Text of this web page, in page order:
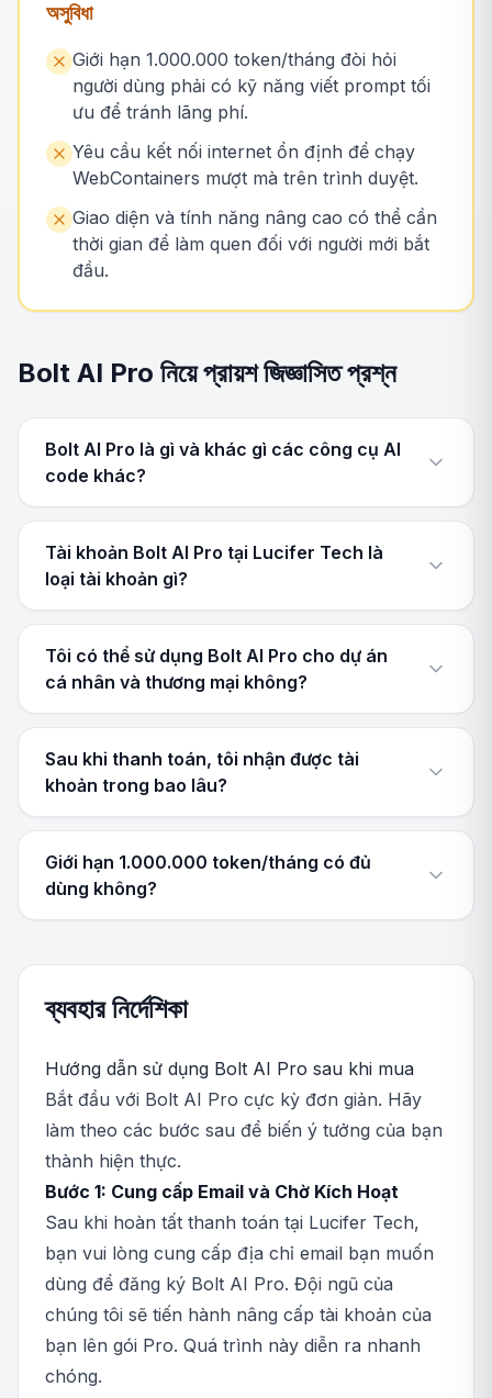
অসুবিধা
Giới hạn 1.000.000 token/tháng đòi hỏi
người dùng phải có kỹ năng viết prompt tối
ưu để tránh lãng phí.
Yêu cầu kết nối internet ổn định để chạy
WebContainers mượt mà trên trình duyệt.
Giao diện và tính năng nâng cao có thể cần
thời gian để làm quen đối với người mới bắt
đầu.
Bolt AI Pro নিয়ে প্রায়শ জিজ্ঞাসিত প্রশ্ন
Bolt AI Pro là gì và khác gì các công cụ AI
code khác?
Tài khoản Bolt AI Pro tại Lucifer Tech là
loại tài khoản gì?
Tôi có thể sử dụng Bolt AI Pro cho dự án
cá nhân và thương mại không?
Sau khi thanh toán, tôi nhận được tài
khoản trong bao lâu?
Giới hạn 1.000.000 token/tháng có đủ
dùng không?
ব্যবহার নির্দেশিকা
Hướng dẫn sử dụng Bolt AI Pro sau khi mua
Bắt đầu với Bolt AI Pro cực kỳ đơn giản. Hãy
làm theo các bước sau để biến ý tưởng của bạn
thành hiện thực.
Bước 1: Cung cấp Email và Chờ Kích Hoạt
Sau khi hoàn tất thanh toán tại Lucifer Tech,
bạn vui lòng cung cấp địa chỉ email bạn muốn
dùng để đăng ký Bolt AI Pro. Đội ngũ của
chúng tôi sẽ tiến hành nâng cấp tài khoản của
bạn lên gói Pro. Quá trình này diễn ra nhanh
chóng.